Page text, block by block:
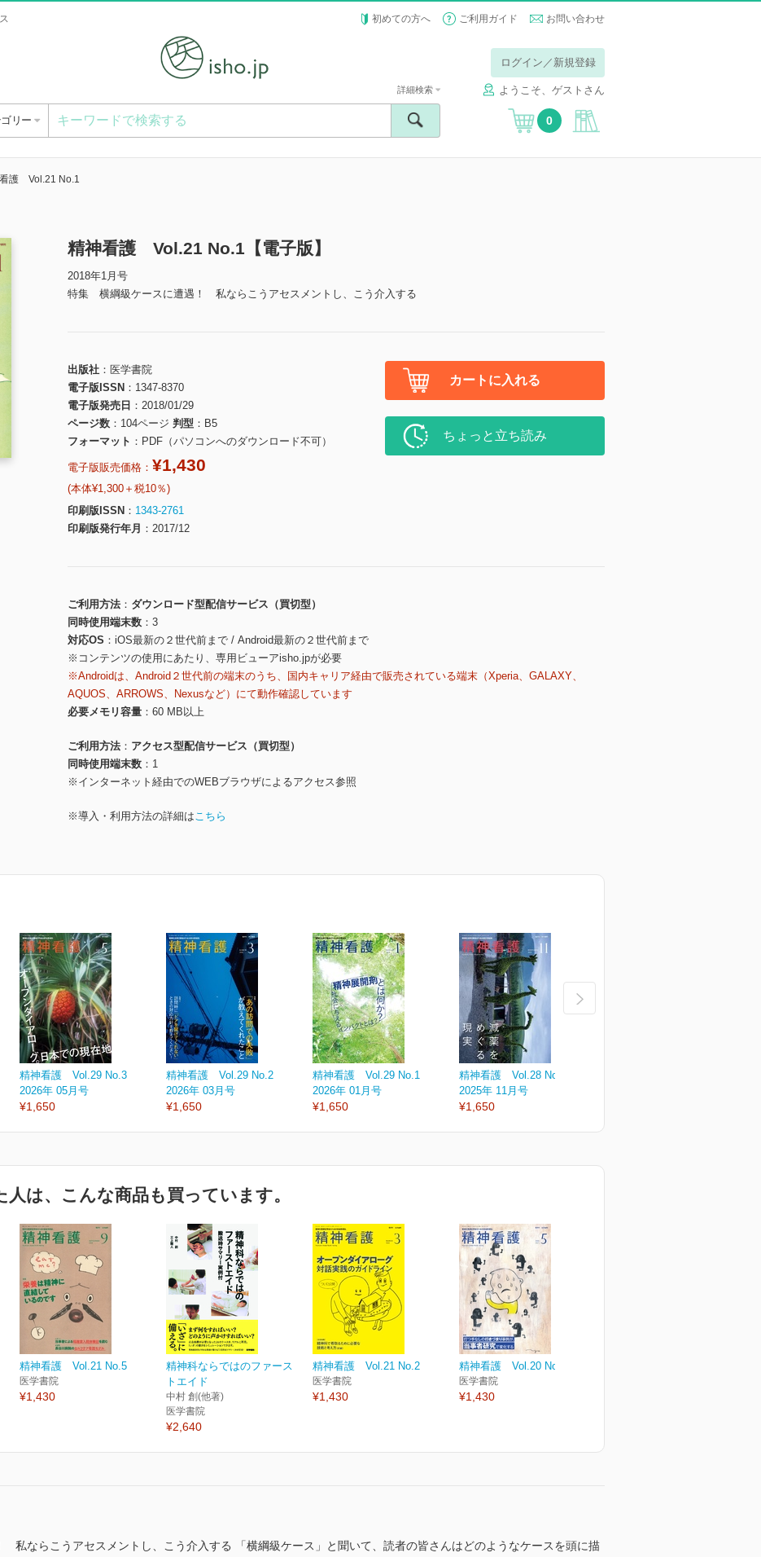
初めての方へ ご利用ガイド お問い合わせ
ログイン／新規登録
ようこそ、ゲストさん
リー
詳細検索
0
護 Vol.21 No.1
精神看護 Vol.21 No.1【電子版】
2018年1月号
特集 横綱級ケースに遭遇！ 私ならこうアセスメントし、こう介入する
出版社
医学書院
電子版ISSN
1347-8370
電子版発売日
2018/01/29
ページ数
104ページ 判型
B5
フォーマット
PDF（パソコンへのダウンロード不可）
電子版販売価格： ¥1,430
(本体¥1,300＋税10％)
印刷版ISSN
1343-2761
印刷版発行年月
2017/12
カートに入れる
ちょっと立ち読み
ご利用方法
ダウンロード型配信サービス（買切型）
同時使用端末数
3
対応OS
iOS最新の２世代前まで / Android最新の２世代前まで
※コンテンツの使用にあたり、専用ビューアisho.jpが必要
※Androidは、Android２世代前の端末のうち、国内キャリア経由で販売されている端末（Xperia、GALAXY、
AQUOS、ARROWS、Nexusなど）にて動作確認しています
必要メモリ容量
60 MB以上
ご利用方法
アクセス型配信サービス（買切型）
同時使用端末数
1
※インターネット経由でのWEBブラウザによるアクセス参照
※導入・利用方法の詳細はこちら
精神看護 Vol.29 No.3
2026年 05月号
¥1,650
精神看護 Vol.29 No.2
2026年 03月号
¥1,650
精神看護 Vol.29 No.1
2026年 01月号
¥1,650
精神看護 Vol.28 No.6
2025年 11月号
¥1,650
人は、こんな商品も買っています。
精神看護 Vol.21 No.5
医学書院
¥1,430
精神科ならではのファース
トエイド
中村 創(他著)
医学書院
¥2,640
精神看護 Vol.21 No.2
医学書院
¥1,430
精神看護 Vol.20 No.3
医学書院
¥1,430
ならこうアセスメントし、こう介入する 「横綱級ケース」と聞いて、読者の皆さんはどのようなケースを頭に描